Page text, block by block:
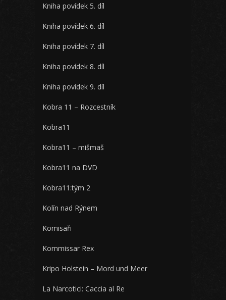
Kniha povídek 5. díl
Kniha povídek 6. díl
Kniha povídek 7. díl
Kniha povídek 8. díl
Kniha povídek 9. díl
Kobra 11 – Rozcestník
Kobra11
Kobra11 – mišmaš
Kobra11 na DVD
Kobra11:tým 2
Kolín nad Rýnem
Komisaři
Kommissar Rex
Kripo Holstein – Mord und Meer
La Narcotici: Caccia al Re